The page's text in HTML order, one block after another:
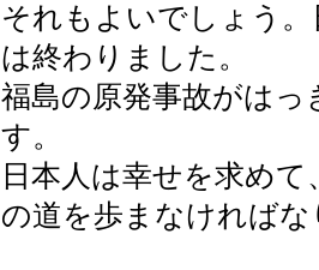
それもよいでしょう
は終わりました。
福島の原発事故がは
す。
日本人は幸せを求め
の道を歩まなければ